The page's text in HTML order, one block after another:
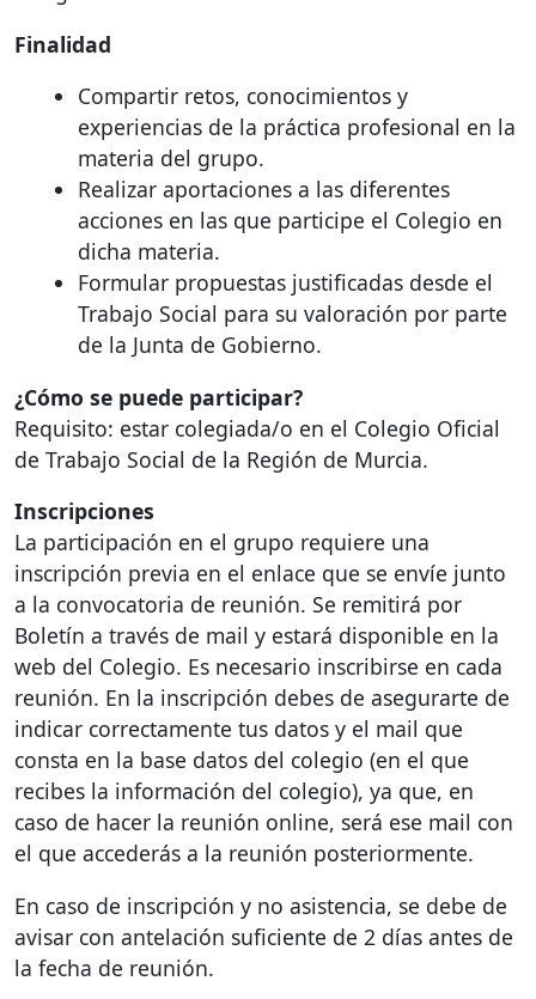
Finalidad
Compartir retos, conocimientos y
experiencias de la práctica profesional en la
materia del grupo.
Realizar aportaciones a las diferentes
acciones en las que participe el Colegio en
dicha materia.
Formular propuestas justificadas desde el
Trabajo Social para su valoración por parte
de la Junta de Gobierno.
¿Cómo se puede participar?
Requisito: estar colegiada/o en el Colegio Oficial
de Trabajo Social de la Región de Murcia.
Inscripciones
La participación en el grupo requiere una
inscripción previa en el enlace que se envíe junto
a la convocatoria de reunión. Se remitirá por
Boletín a través de mail y estará disponible en la
web del Colegio. Es necesario inscribirse en cada
reunión. En la inscripción debes de asegurarte de
indicar correctamente tus datos y el mail que
consta en la base datos del colegio (en el que
recibes la información del colegio), ya que, en
caso de hacer la reunión online, será ese mail con
el que accederás a la reunión posteriormente.
En caso de inscripción y no asistencia, se debe de
avisar con antelación suficiente de 2 días antes de
la fecha de reunión.